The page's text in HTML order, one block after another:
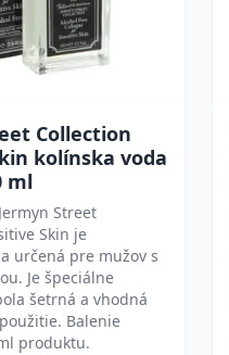
Collection
kolínska voda
ml
Street
Skin je
určená pre mužov s
Je špeciálne
šetrná a vhodná
Balenie
produktu.